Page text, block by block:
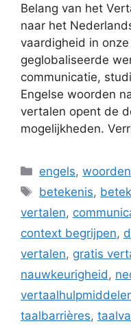
Belang van het
naar het
vaardigheid in
geglobaliseerde
communicatie,
Engelse woorden
vertalen opent de
mogelijkheden.
Categorieën
engels,woorden
Tags
betekenis,
vertalen,
context begrijpen,
vertalen, gratis
nauwkeurigheid ,
taalbarrières,